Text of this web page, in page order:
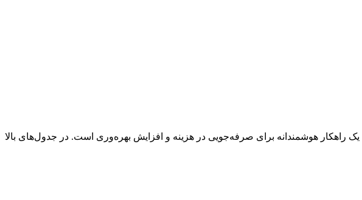
یک راهکار هوشمندانه برای صرفه‌جویی در هزینه و افزایش بهره‌وری است. در جدول‌های بالا